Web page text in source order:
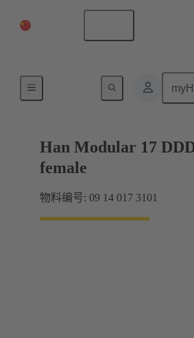
Han Modular 17
female
物料编号: 09 14 017 3101